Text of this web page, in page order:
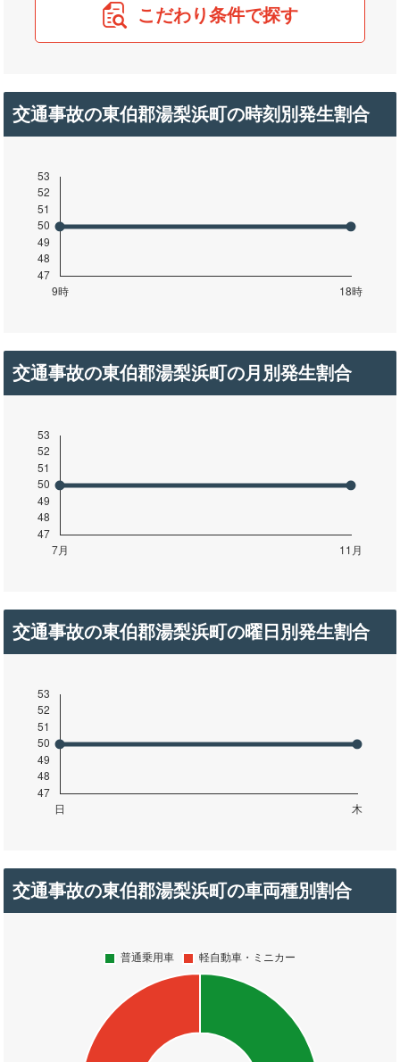
こだわり条件で探す
交通事故の東伯郡湯梨浜町の時刻別発生割合
交通事故の東伯郡湯梨浜町の月別発生割合
交通事故の東伯郡湯梨浜町の曜日別発生割合
交通事故の東伯郡湯梨浜町の車両種別割合